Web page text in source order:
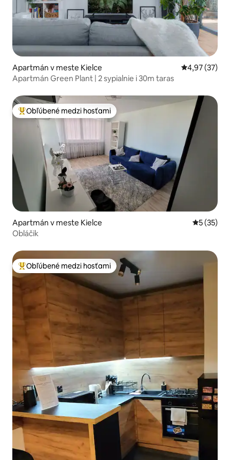
Apartmán v meste Kielce Priemerné
4,97 (37)
Apartmán Green Plant | 2 sypialnie i 30m taras
Najobľúbenejšie medzi hosťami
Obľúbené medzi hosťami
Apartmán v meste Kielce
5 (35)
Obláčik
Najobľúbenejšie medzi hosťami
Obľúbené medzi hosťami